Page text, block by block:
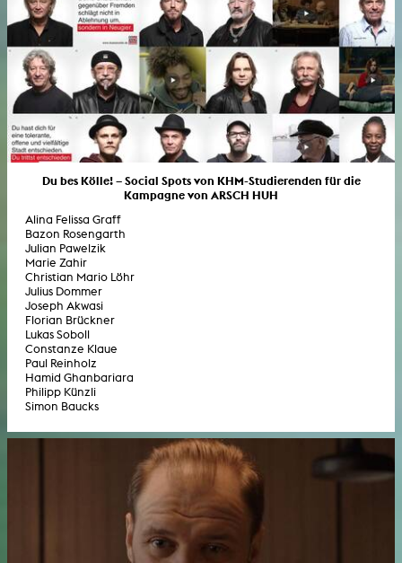
Du bes Kölle! – Social Spots von KHM-Studierenden für die
Kampagne von ARSCH HUH
Alina Felissa Graff
Bazon Rosengarth
Julian Pawelzik
Marie Zahir
Christian Mario Löhr
Julius Dommer
Joseph Akwasi
Florian Brückner
Lukas Soboll
Constanze Klaue
Paul Reinholz
Hamid Ghanbariara
Philipp Künzli
Simon Baucks